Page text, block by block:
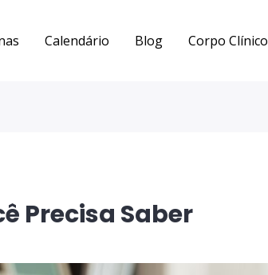
Calendário Blog Corpo Clínico
Precisa Saber